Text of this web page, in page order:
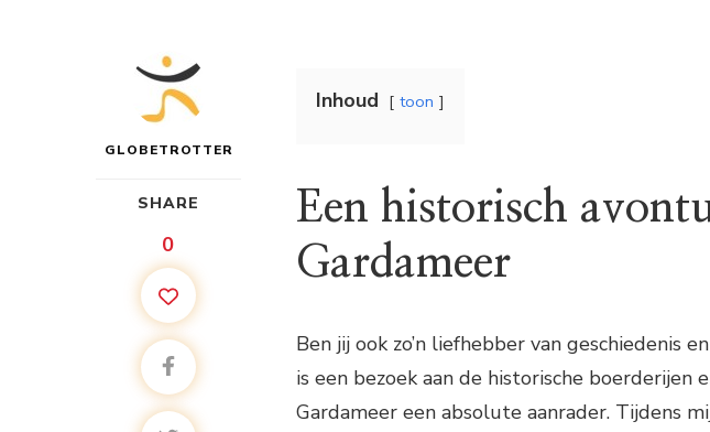
GLOBETROTTER
SHARE
0
Inhoud toon
Een historisch
Gardameer
Ben jij ook zo’n liefhebber van geschiedenis
is een bezoek aan de historische boerderijen
Gardameer een absolute aanrader. Tijdens